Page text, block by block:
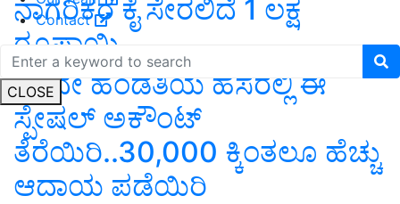
Contact
CLOSE
ನಾಗರಿಕರ ಕೈ ಸೇರಲಿದೆ 1 ಲಕ್ಷ
ರೂಪಾಯಿ
ಇಂದೇ ಹೆಂಡತಿಯ ಹೆಸರಲ್ಲಿ ಈ
ಸ್ಪೇಷಲ್‌ ಅಕೌಂಟ್‌
ತೆರೆಯಿರಿ..30,000 ಕ್ಕಿಂತಲೂ ಹೆಚ್ಚು
ಆದಾಯ ಪಡೆಯಿರಿ